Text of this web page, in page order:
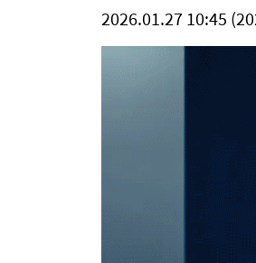
2026.01.27 10:45